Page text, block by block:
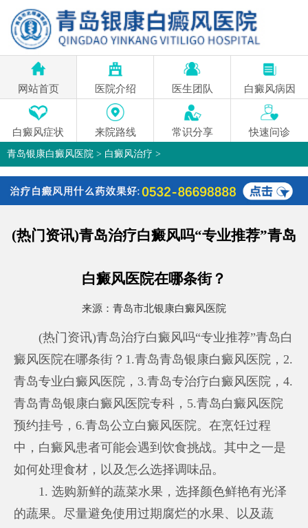
网站首页 医院介绍 医生团队 白癜风病因
白癜风症状 来院路线 常识分享 快速问诊
青岛银康白癜风医院 > 白癜风治疗 >
(热门资讯)青岛治疗白癜风吗“专业推荐”青岛
白癜风医院在哪条街？
来源： 青岛市北银康白癜风医院
(热门资讯)青岛治疗白癜风吗“专业推荐”青岛白
癜风医院在哪条街？1.青岛青岛银康白癜风医院，2.
青岛专业白癜风医院，3.青岛专治疗白癜风医院，4.
青岛青岛银康白癜风医院专科，5.青岛白癜风医院
预约挂号，6.青岛公立白癜风医院。在烹饪过程
中，白癜风患者可能会遇到饮食挑战。其中之一是
如何处理食材，以及怎么选择调味品。
1. 选购新鲜的蔬菜水果，选择颜色鲜艳有光泽
的蔬果。尽量避免使用过期腐烂的水果、以及蔬